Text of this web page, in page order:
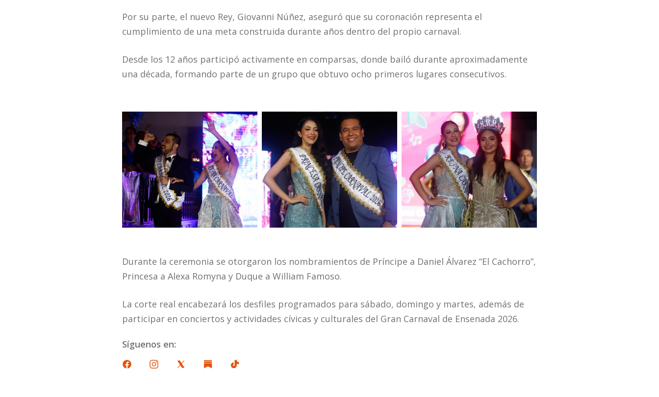
Por su parte, el nuevo Rey, Giovanni Núñez, aseguró que su coronación representa el
cumplimiento de una meta construida durante años dentro del propio carnaval.
Desde los 12 años participó activamente en comparsas, donde bailó durante aproximadamente
una década, formando parte de un grupo que obtuvo ocho primeros lugares consecutivos.
Durante la ceremonia se otorgaron los nombramientos de Príncipe a Daniel Álvarez “El Cachorro”,
Princesa a Alexa Romyna y Duque a William Famoso.
La corte real encabezará los desfiles programados para sábado, domingo y martes, además de
participar en conciertos y actividades cívicas y culturales del Gran Carnaval de Ensenada 2026.
Síguenos en: